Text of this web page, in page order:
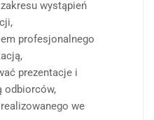
wystąpień
profesjonalnego
prezentacje i
odbiorców,
we